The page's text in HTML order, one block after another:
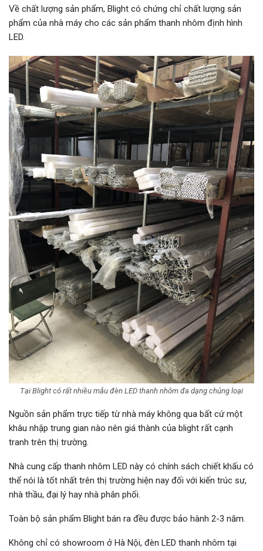
Về chất lượng sản phẩm, Blight có chứng chỉ chất lượng sản
phẩm của nhà máy cho các sản phẩm thanh nhôm định hình
LED.
Tại Blight có rất nhiều mẫu đèn LED thanh nhôm đa dạng chủng loại
Nguồn sản phẩm trực tiếp từ nhà máy không qua bất cứ một
khâu nhập trung gian nào nên giá thành của blight rất cạnh
tranh trên thị trường.
Nhà cung cấp thanh nhôm LED này có chính sách chiết khấu có
thể nói là tốt nhất trên thị trường hiện nay đối với kiến trúc sư,
nhà thầu, đại lý hay nhà phân phối.
Toàn bộ sản phẩm Blight bán ra đều được bảo hành 2-3 năm.
Không chỉ có showroom ở Hà Nội, đèn LED thanh nhôm tại